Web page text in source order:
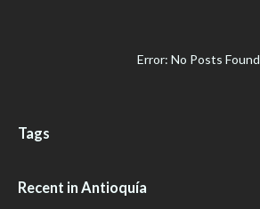
Error: No Posts Found
Tags
Recent in Antioquía